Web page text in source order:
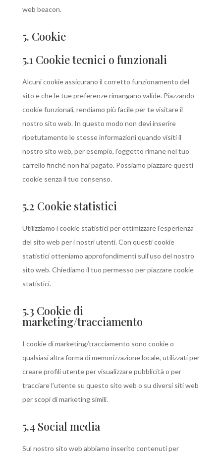
web beacon.
5. Cookie
5.1 Cookie tecnici o funzionali
Alcuni cookie assicurano il corretto funzionamento del
sito e che le tue preferenze rimangano valide. Piazzando
cookie funzionali, rendiamo più facile per te visitare il
nostro sito web. In questo modo non devi inserire
ripetutamente le stesse informazioni quando visiti il
nostro sito web, per esempio, l’oggetto rimane nel tuo
carrello finché non hai pagato. Possiamo piazzare questi
cookie senza il tuo consenso.
5.2 Cookie statistici
Utilizziamo i cookie statistici per ottimizzare l’esperienza
del sito web per i nostri utenti. Con questi cookie
statistici otteniamo approfondimenti sull’uso del nostro
sito web. Chiediamo il tuo permesso per piazzare cookie
statistici.
5.3 Cookie di
marketing/tracciamento
I cookie di marketing/tracciamento sono cookie o
qualsiasi altra forma di memorizzazione locale, utilizzati per
creare profili utente per visualizzare pubblicità o per
tracciare l’utente su questo sito web o su diversi siti web
per scopi di marketing simili.
5.4 Social media
Sul nostro sito web abbiamo inserito contenuti per